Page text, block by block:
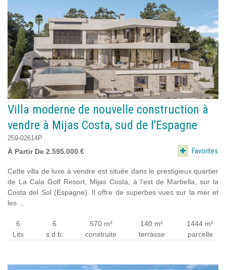
Villa moderne de nouvelle construction à
vendre à Mijas Costa, sud de l'Espagne
259-02614P
À Partir De 2.595.000 € Favorites
Cette villa de luxe à vendre est située dans le prestigieux quartier
de La Cala Golf Resort, Mijas Costa, à l'est de Marbella, sur la
Costa del Sol (Espagne). Il offre de superbes vues sur la mer et
les ...
6
Lits
6
s.d.b.
570 m²
construite
140 m²
terrasse
1444 m²
parcelle